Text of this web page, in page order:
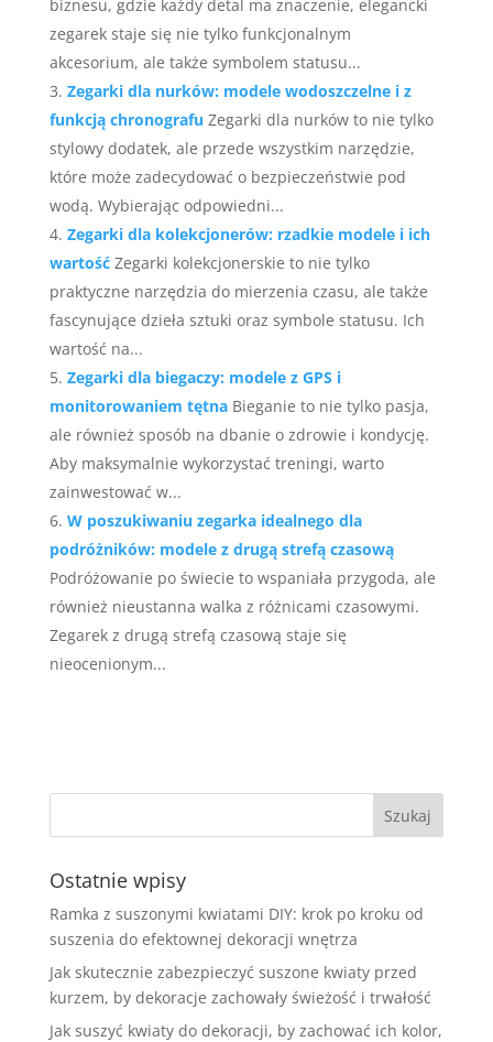
biznesu, gdzie każdy detal ma znaczenie, elegancki
zegarek staje się nie tylko funkcjonalnym
akcesorium, ale także symbolem statusu...
Zegarki dla nurków: modele wodoszczelne i z
funkcją chronografu Zegarki dla nurków to nie tylko
stylowy dodatek, ale przede wszystkim narzędzie,
które może zadecydować o bezpieczeństwie pod
wodą. Wybierając odpowiedni...
Zegarki dla kolekcjonerów: rzadkie modele i ich
wartość Zegarki kolekcjonerskie to nie tylko
praktyczne narzędzia do mierzenia czasu, ale także
fascynujące dzieła sztuki oraz symbole statusu. Ich
wartość na...
Zegarki dla biegaczy: modele z GPS i
monitorowaniem tętna Bieganie to nie tylko pasja,
ale również sposób na dbanie o zdrowie i kondycję.
Aby maksymalnie wykorzystać treningi, warto
zainwestować w...
W poszukiwaniu zegarka idealnego dla
podróżników: modele z drugą strefą czasową
Podróżowanie po świecie to wspaniała przygoda, ale
również nieustanna walka z różnicami czasowymi.
Zegarek z drugą strefą czasową staje się
nieocenionym...
Ostatnie wpisy
Ramka z suszonymi kwiatami DIY: krok po kroku od
suszenia do efektownej dekoracji wnętrza
Jak skutecznie zabezpieczyć suszone kwiaty przed
kurzem, by dekoracje zachowały świeżość i trwałość
Jak suszyć kwiaty do dekoracji, by zachować ich kolor,